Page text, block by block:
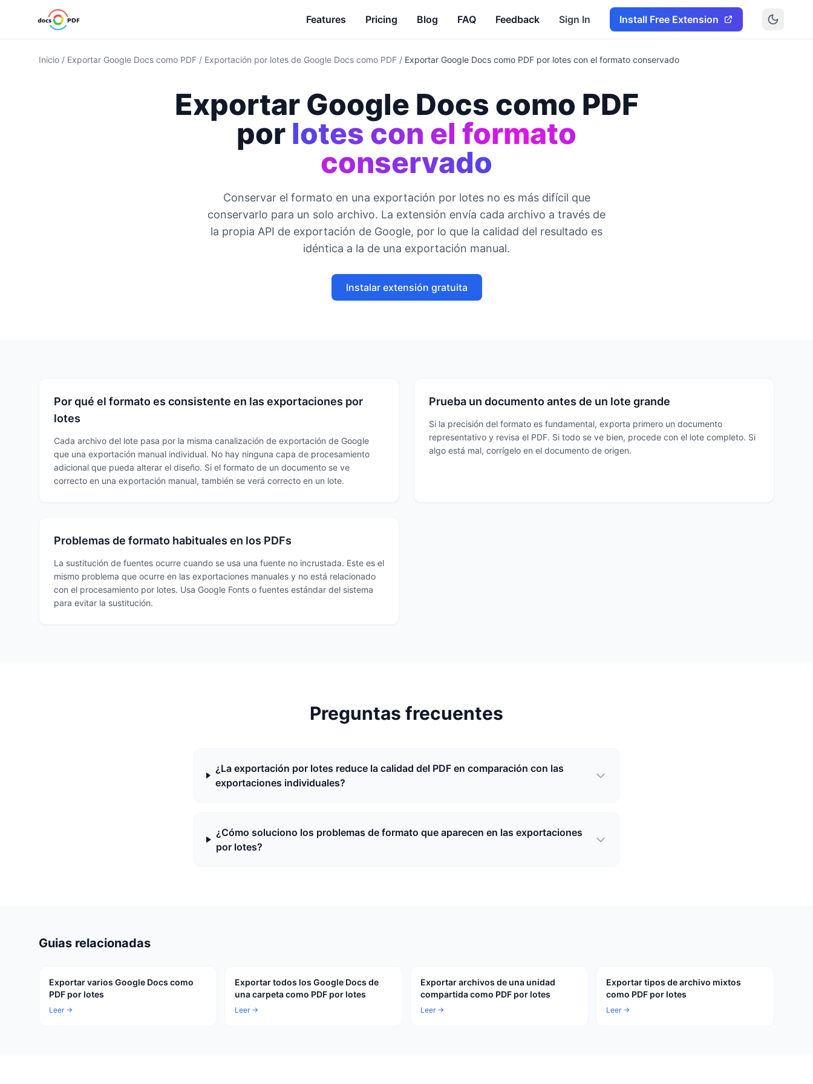
Features Pricing Blog FAQ Feedback Sign In Install Free Extension
Inicio / Exportar Google Docs como PDF / Exportación por lotes de Google Docs como PDF / Exportar Google Docs como PDF por lotes con el formato conservado
Exportar Google Docs como PDF
por lotes con el formato
conservado
Conservar el formato en una exportación por lotes no es más difícil que
conservarlo para un solo archivo. La extensión envía cada archivo a través de
la propia API de exportación de Google, por lo que la calidad del resultado es
idéntica a la de una exportación manual.
Instalar extensión gratuita
Por qué el formato es consistente en las exportaciones por
lotes
Cada archivo del lote pasa por la misma canalización de exportación de Google
que una exportación manual individual. No hay ninguna capa de procesamiento
adicional que pueda alterar el diseño. Si el formato de un documento se ve
correcto en una exportación manual, también se verá correcto en un lote.
Prueba un documento antes de un lote grande
Si la precisión del formato es fundamental, exporta primero un documento
representativo y revisa el PDF. Si todo se ve bien, procede con el lote completo. Si
algo está mal, corrígelo en el documento de origen.
Problemas de formato habituales en los PDFs
La sustitución de fuentes ocurre cuando se usa una fuente no incrustada. Este es el
mismo problema que ocurre en las exportaciones manuales y no está relacionado
con el procesamiento por lotes. Usa Google Fonts o fuentes estándar del sistema
para evitar la sustitución.
Preguntas frecuentes
¿La exportación por lotes reduce la calidad del PDF en comparación con las
exportaciones individuales?
¿Cómo soluciono los problemas de formato que aparecen en las exportaciones
por lotes?
Guias relacionadas
Exportar varios Google Docs como
PDF por lotes
Leer →
Exportar todos los Google Docs de
una carpeta como PDF por lotes
Leer →
Exportar archivos de una unidad
compartida como PDF por lotes
Leer →
Exportar tipos de archivo mixtos
como PDF por lotes
Leer →